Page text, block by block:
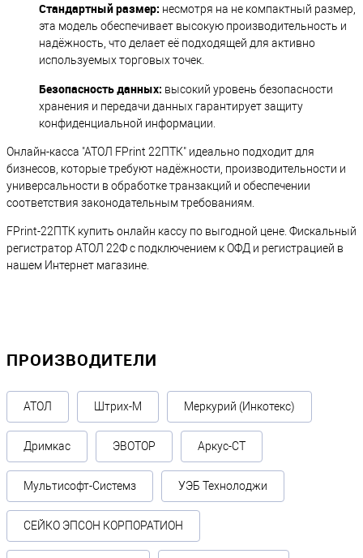
Стандартный размер: несмотря на не компактный размер,
эта модель обеспечивает высокую производительность и
надёжность, что делает её подходящей для активно
используемых торговых точек.
Безопасность данных: высокий уровень безопасности
хранения и передачи данных гарантирует защиту
конфиденциальной информации.
Онлайн-касса "АТОЛ FPrint 22ПТК" идеально подходит для
бизнесов, которые требуют надёжности, производительности и
универсальности в обработке транзакций и обеспечении
соответствия законодательным требованиям.
FPrint-22ПТК купить онлайн кассу по выгодной цене. Фискальный
регистратор АТОЛ 22Ф с подключением к ОФД и регистрацией в
нашем Интернет магазине.
ПРОИЗВОДИТЕЛИ
АТОЛ Штрих-М Меркурий (Инкотекс)
Дримкас ЭВОТОР Аркус-СТ
Мультисофт-Системз УЭБ Технолоджи
СЕЙКО ЭПСОН КОРПОРАТИОН